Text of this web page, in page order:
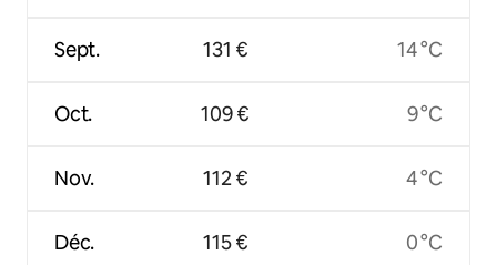
Sept.
Oct.
Nov.
Déc.
131 €
109 €
112 €
115 €
14 °C
9 °C
4 °C
0 °C